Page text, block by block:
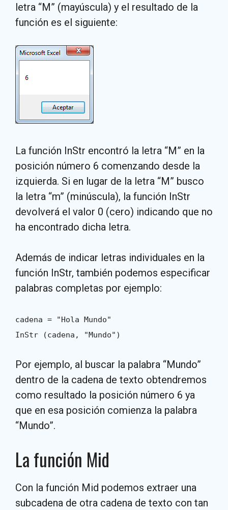
letra “M” (mayúscula) y el resultado de la
función es el siguiente:
La función InStr encontró la letra “M” en la
posición número 6 comenzando desde la
izquierda. Si en lugar de la letra “M” busco
la letra “m” (minúscula), la función InStr
devolverá el valor 0 (cero) indicando que no
ha encontrado dicha letra.
Además de indicar letras individuales en la
función InStr, también podemos especificar
palabras completas por ejemplo:
cadena = "Hola Mundo"
InStr (cadena, "Mundo")
Por ejemplo, al buscar la palabra “Mundo”
dentro de la cadena de texto obtendremos
como resultado la posición número 6 ya
que en esa posición comienza la palabra
“Mundo”.
La función Mid
Con la función Mid podemos extraer una
subcadena de otra cadena de texto con tan